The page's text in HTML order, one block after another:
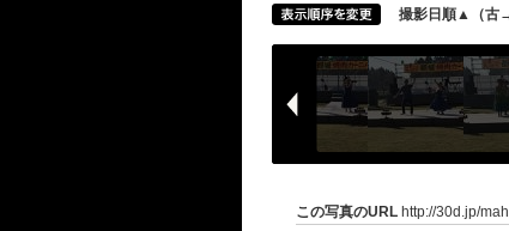
撮影日順▲（古→
この写真のURL http://30d.jp/